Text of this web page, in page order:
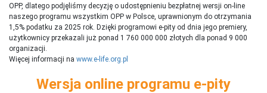
OPP, dlatego podjęliśmy decyzję o udostępnieniu bezpłatnej wersji on-line
naszego programu wszystkim OPP w Polsce, uprawnionym do otrzymania
1,5% podatku za 2025 rok. Dzięki programowi e-pity od dnia jego premiery,
użytkownicy przekazali już ponad 1 760 000 000 złotych dla ponad 9 000
organizacji.
Więcej informacji na www.e-life.org.pl
Wersja online programu e-pity